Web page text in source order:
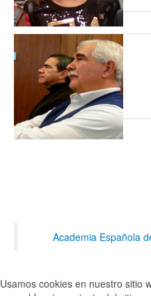
Academia Española
Usamos cookies en nuestro sitio